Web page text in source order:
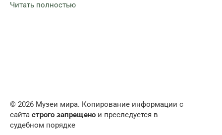
Читать полностью
© 2026 Музеи мира. Копирование информации с
сайта строго запрещено и преследуется в
судебном порядке